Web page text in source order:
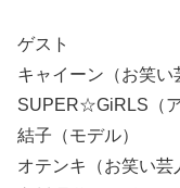
ゲスト
キャイーン（お笑い
SUPER☆GiRLS（ア
結子（モデル）
オテンキ（お笑い芸